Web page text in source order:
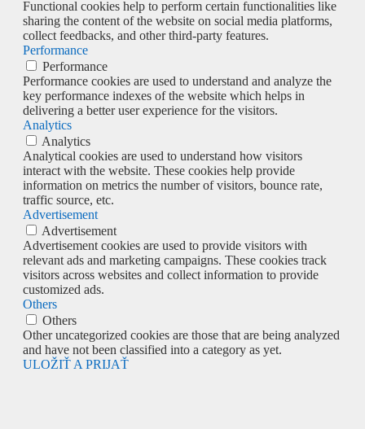
Functional cookies help to perform certain functionalities like
sharing the content of the website on social media platforms,
collect feedbacks, and other third-party features.
Performance
Performance
Performance cookies are used to understand and analyze the
key performance indexes of the website which helps in
delivering a better user experience for the visitors.
Analytics
Analytics
Analytical cookies are used to understand how visitors
interact with the website. These cookies help provide
information on metrics the number of visitors, bounce rate,
traffic source, etc.
Advertisement
Advertisement
Advertisement cookies are used to provide visitors with
relevant ads and marketing campaigns. These cookies track
visitors across websites and collect information to provide
customized ads.
Others
Others
Other uncategorized cookies are those that are being analyzed
and have not been classified into a category as yet.
ULOŽIŤ A PRIJAŤ